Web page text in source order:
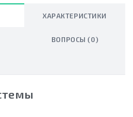
ХАРАКТЕРИСТИКИ
ВОПРОСЫ (0)